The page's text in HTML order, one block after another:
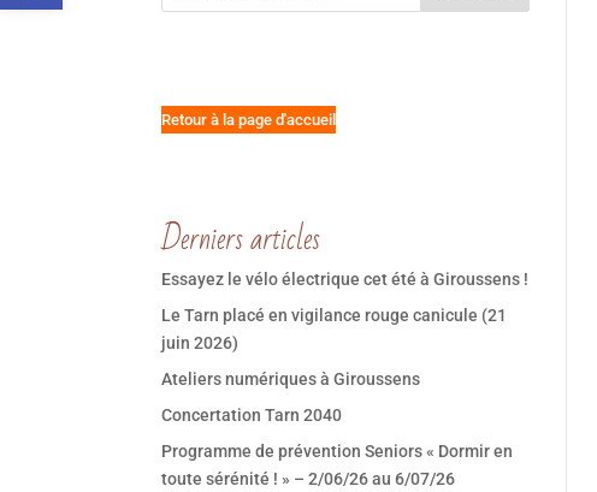
Retour à la page d'accueil
Derniers articles
Essayez le vélo électrique cet été à Giroussens !
Le Tarn placé en vigilance rouge canicule (21
juin 2026)
Ateliers numériques à Giroussens
Concertation Tarn 2040
Programme de prévention Seniors « Dormir en
toute sérénité ! » – 2/06/26 au 6/07/26